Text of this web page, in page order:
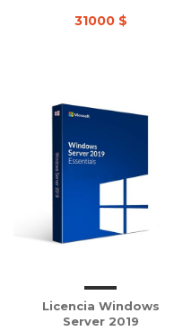
31000 $
Licencia Windows
Server 2019